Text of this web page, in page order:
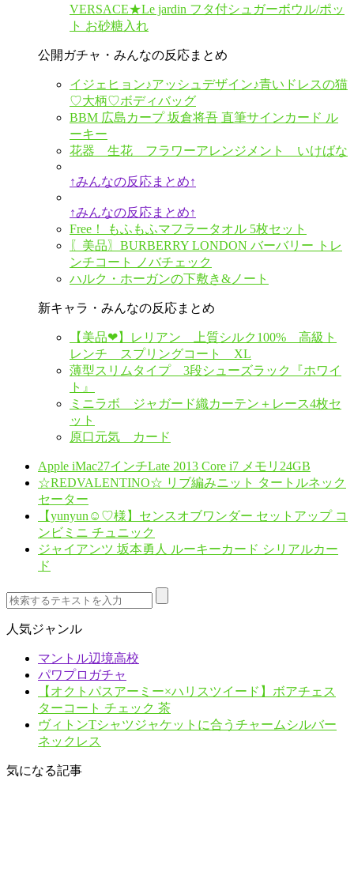
VERSACE★Le jardin フタ付シュガーボウル/ポッ
ト お砂糖入れ
公開ガチャ・みんなの反応まとめ
イジェヒョン♪アッシュデザイン♪青いドレスの猫
♡大柄♡ボディバッグ
BBM 広島カープ 坂倉将吾 直筆サインカード ル
ーキー
花器 生花 フラワーアレンジメント いけばな
↑みんなの反応まとめ↑
↑みんなの反応まとめ↑
Free！ もふもふマフラータオル 5枚セット
〖美品〗BURBERRY LONDON バーバリー トレ
ンチコート ノバチェック
ハルク・ホーガンの下敷き&ノート
新キャラ・みんなの反応まとめ
【美品❤︎】レリアン 上質シルク100% 高級ト
レンチ スプリングコート XL
薄型スリムタイプ 3段シューズラック『ホワイ
ト』
ミニラボ ジャガード織カーテン＋レース4枚セ
ット
原口元気 カード
Apple iMac27インチLate 2013 Core i7 メモリ24GB
☆REDVALENTINO☆ リブ編みニット タートルネック
セーター
【yunyun☺︎♡様】センスオブワンダー セットアップ コ
ンビミニ チュニック
ジャイアンツ 坂本勇人 ルーキーカード シリアルカー
ド
人気ジャンル
マントル辺境高校
パワプロガチャ
【オクトパスアーミー×ハリスツイード】ボアチェス
ターコート チェック 茶
ヴィトンTシャツジャケットに合うチャームシルバー
ネックレス
気になる記事